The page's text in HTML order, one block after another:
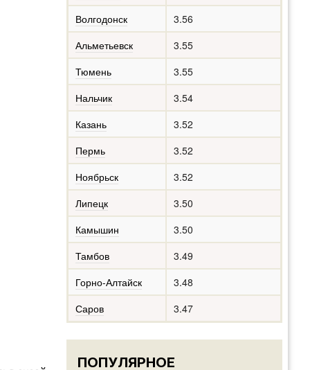
Волгодонск
3.56
Альметьевск
3.55
Тюмень
3.55
Нальчик
3.54
Казань
3.52
Пермь
3.52
Ноябрьск
3.52
Липецк
3.50
Камышин
3.50
Тамбов
3.49
Горно-Алтайск
3.48
Саров
3.47
ПОПУЛЯРНОЕ